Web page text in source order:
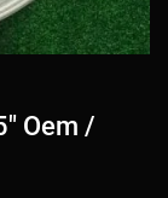
Oem /